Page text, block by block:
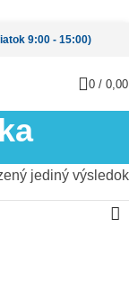
9:00 - 15:00)
0 /
jediný výsledok